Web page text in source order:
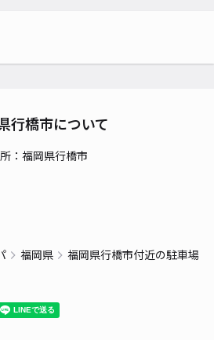
行橋市について
：福岡県行橋市
福岡県 福岡県行橋市付近の駐車場